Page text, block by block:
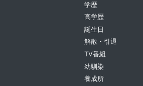
学歴
高学歴
誕生日
解散・引退
TV番組
幼馴染
養成所